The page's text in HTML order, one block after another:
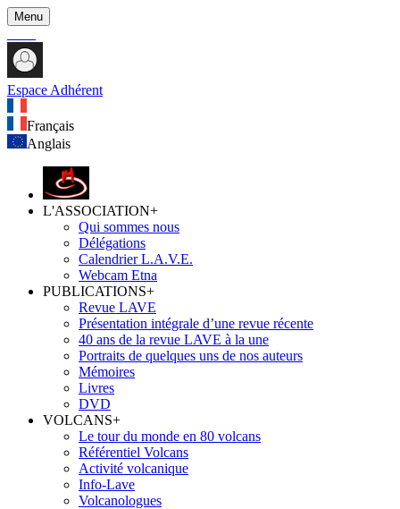
Menu
Espace Adhérent
Français
Anglais
L'ASSOCIATION+
Qui sommes nous
Délégations
Calendrier L.A.V.E.
Webcam Etna
PUBLICATIONS+
Revue LAVE
Présentation intégrale d’une revue récente
40 ans de la revue LAVE à la une
Portraits de quelques uns de nos auteurs
Mémoires
Livres
DVD
VOLCANS+
Le tour du monde en 80 volcans
Référentiel Volcans
Activité volcanique
Info-Lave
Volcanologues